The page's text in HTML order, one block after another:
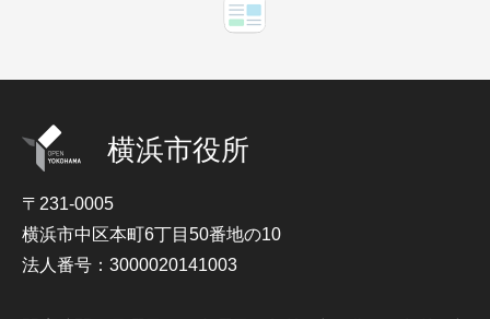
横浜市役所
〒231-0005
横浜市中区本町6丁目50番地の10
法人番号：3000020141003